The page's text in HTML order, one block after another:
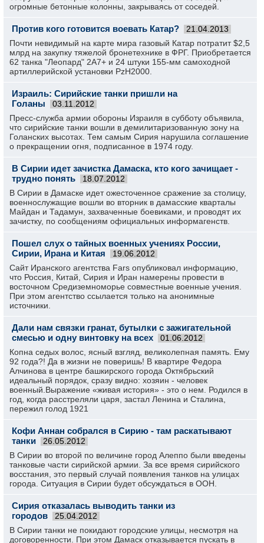
огромные бетонные колонны, закрываясь от соседей.
Против кого готовится воевать Катар? 21.04.2013
Почти невидимый на карте мира газовый Катар потратит $2,5
млрд на закупку тяжелой бронетехнике в ФРГ. Приобретается
62 танка "Леопард" 2А7+ и 24 штуки 155-мм самоходной
артиллерийской установки PzH2000.
Израиль: Сирийские танки пришли на
Голаны
03.11.2012
Пресс-служба армии обороны Израиля в субботу объявила,
что сирийские танки вошли в демилитаризованную зону на
Голанских высотах. Тем самым Сирия нарушила соглашение
о прекращении огня, подписанное в 1974 году.
В Сирии идет зачистка Дамаска, кто кого зачищает -
трудно понять
18.07.2012
В Сирии в Дамаске идет ожесточенное сражение за столицу,
военнослужащие вошли во вторник в дамасские кварталы
Майдан и Тадамун, захваченные боевиками, и проводят их
зачистку, по сообщениям официальных информагенств.
Пошел слух о тайных военных учениях России,
Сирии, Ирана и Китая
19.06.2012
Сайт Иранского агентства Fars опубликовал информацию,
что Россия, Китай, Сирия и Иран намерены провести в
восточном Средиземноморье совместные военные учения.
При этом агентство ссылается только на анонимные
источники.
Дали нам связки гранат, бутылки с зажигательной
смесью и одну винтовку на всех
01.06.2012
Копна седых волос, ясный взгляд, великолепная память. Ему
92 года?! Да в жизни не поверишь! В квартире Федора
Алчинова в центре башкирского города Октябрьский
идеальный порядок, сразу видно: хозяин - человек
военный.Выражение «живая история» - это о нем. Родился в
год, когда расстреляли царя, застал Ленина и Сталина,
пережил голод 1921
Кофи Аннан собрался в Сирию - там раскатывают
танки
26.05.2012
В Сирии во второй по величине город Алеппо были введены
танковые части сирийской армии. За все время сирийского
восстания, это первый случай появления танков на улицах
города. Ситуация в Сирии будет обсуждаться в ООН.
Сирия отказалась выводить танки из
городов
25.04.2012
В Сирии танки не покидают городские улицы, несмотря на
договоренности. При этом Дамаск отказывается пускать в